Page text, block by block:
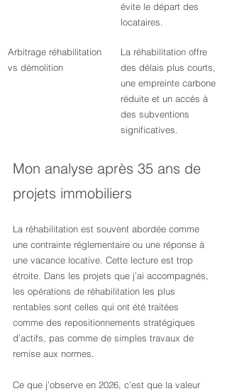
évite le départ des
locataires.
Arbitrage réhabilitation
vs démolition
La réhabilitation offre
des délais plus courts,
une empreinte carbone
réduite et un accès à
des subventions
significatives.
Mon analyse après 35 ans de
projets immobiliers
La réhabilitation est souvent abordée comme
une contrainte réglementaire ou une réponse à
une vacance locative. Cette lecture est trop
étroite. Dans les projets que j’ai accompagnés,
les opérations de réhabilitation les plus
rentables sont celles qui ont été traitées
comme des repositionnements stratégiques
d’actifs, pas comme de simples travaux de
remise aux normes.
Ce que j’observe en 2026, c’est que la valeur